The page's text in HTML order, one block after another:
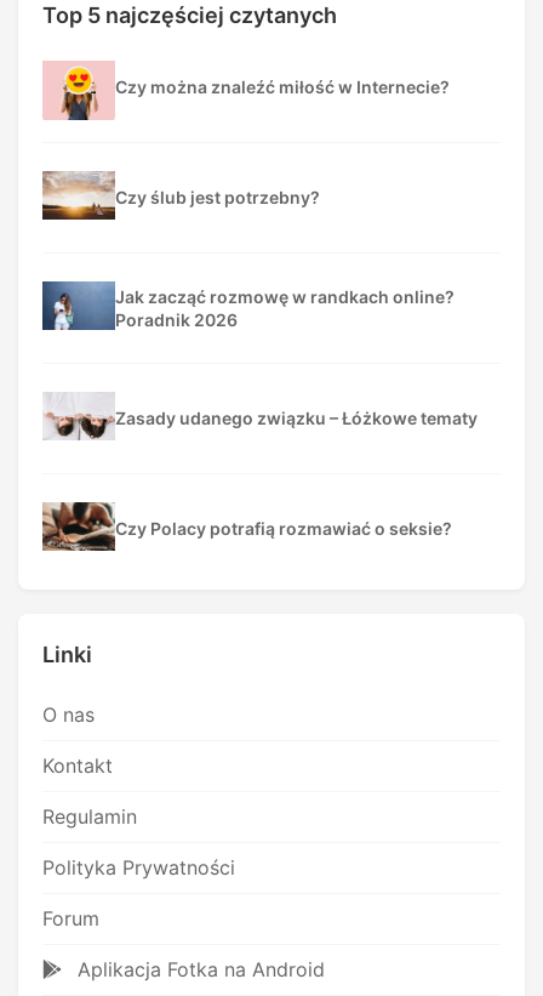
Top 5 najczęściej czytanych
Czy można znaleźć miłość w Internecie?
Czy ślub jest potrzebny?
Jak zacząć rozmowę w randkach online?
Poradnik 2026
Zasady udanego związku – Łóżkowe tematy
Czy Polacy potrafią rozmawiać o seksie?
Linki
O nas
Kontakt
Regulamin
Polityka Prywatności
Forum
Aplikacja Fotka na Android